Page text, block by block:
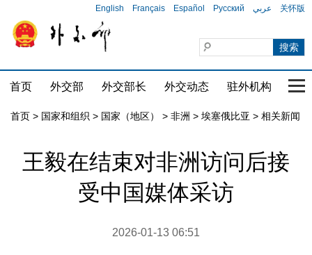
English Français Español Русский عربي 关怀版
首页 外交部 外交部长 外交动态 驻外机构 国
首页 > 国家和组织 > 国家（地区） > 非洲 > 埃塞俄比亚 > 相关新闻
王毅在结束对非洲访问后接
受中国媒体采访
2026-01-13 06:51